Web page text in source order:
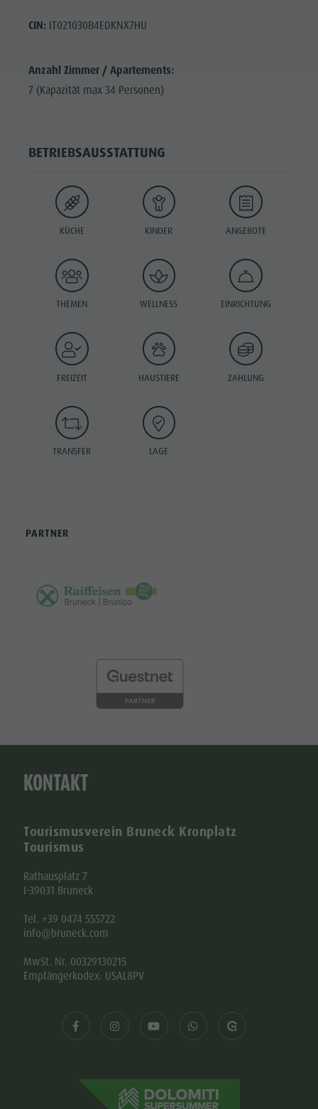
CIN:IT021030B4EDKNX7HU
Anzahl Zimmer / Apartements:
7 (Kapazität max 34 Personen)
BETRIEBSAUSSTATTUNG
KÜCHE KINDER ANGEBOTE
THEMEN WELLNESS EINRICHTUNG
FREIZEIT HAUSTIERE ZAHLUNG
TRANSFER LAGE
PARTNER
KONTAKT
Tourismusverein Bruneck Kronplatz
Tourismus
Rathausplatz 7
I-39031 Bruneck
Tel. +39 0474 555722
info@bruneck.com
MwSt. Nr. 00329130215
Empfängerkodex: USAL8PV